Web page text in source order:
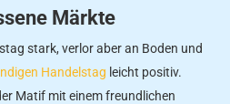
Märkte
stark, verlor aber an Boden und
Handelstag leicht positiv.
Matif mit einem freundlichen